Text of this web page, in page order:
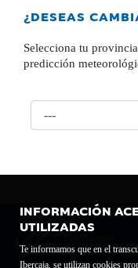
INFORMACIÓN
UTILIZADAS
Te informamos que en el
Ibercaja, se utilizan cookies
¿DESEAS
Selecciona tu
predicción